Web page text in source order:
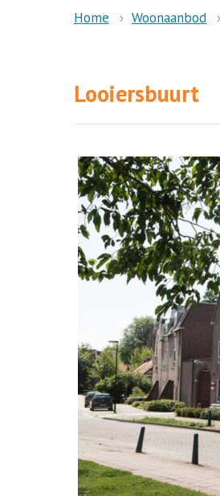
Home Woonaanbod
Looiersbuurt